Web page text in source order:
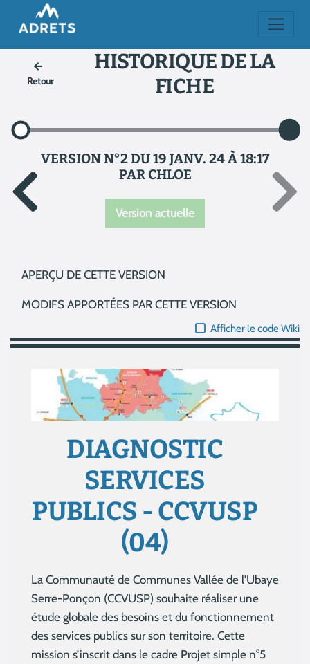
Retour
HISTORIQUE DE LA
FICHE
VERSION N°2 DU 19 JANV. 24 À 18:17
PAR CHLOE
Version actuelle
APERÇU DE CETTE VERSION
MODIFS APPORTÉES PAR CETTE VERSION
Afficher le code Wiki
DIAGNOSTIC
SERVICES
PUBLICS - CCVUSP
(04)
La Communauté de Communes Vallée de l’Ubaye
Serre-Ponçon (CCVUSP) souhaite réaliser une
étude globale des besoins et du fonctionnement
des services publics sur son territoire. Cette
mission s’inscrit dans le cadre Projet simple n°5